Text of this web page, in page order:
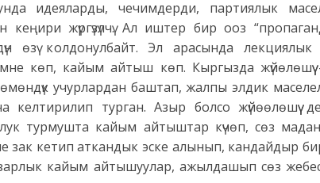
идеяларды, чечимдерди, партиялык
жүргүзүлчү. Ал иштер бир ооз
өзү колдонулбайт. Эл арасында лекциялык
эмне көп, кайым айтыш көп. Кыргызда
учурлардан баштап, жалпы элдик
келтирилип турган. Азыр болсо жүйөөлөшүү
турмушта кайым айтыштар күчөп, сөз
зак кетип аткандык эске алынып, кандайдыр
кайым айтышуулар, ажылдашып сөз